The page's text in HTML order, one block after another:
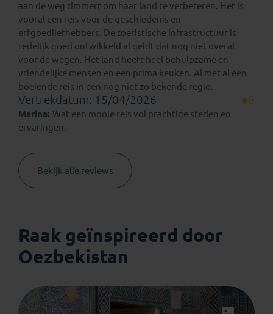
aan de weg timmert om haar land te verbeteren. Het is
vooral een reis voor de geschiedenis en -
erfgoedliefhebbers. De toeristische infrastructuur is
redelijk goed ontwikkeld al geldt dat nog niet overal
voor de wegen. Het land heeft heel behulpzame en
vriendelijke mensen en een prima keuken. Al met al een
boeiende reis in een nog niet zo bekende regio.
Vertrekdatum: 15/04/2026 8
Marina: Wat een mooie reis vol prachtige steden en
ervaringen.
Bekijk alle reviews
Raak geïnspireerd door
Oezbekistan